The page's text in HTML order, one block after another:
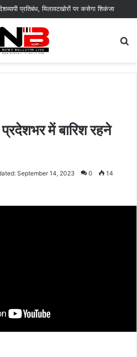
प्रतिबंध, मिलावटखोरों पर कसेगा शिकंजा
में बारिश रहने
September 14, 2023 0 14